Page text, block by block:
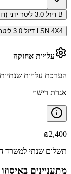
B דיזל 3.0 ליטר ידני (דור 1)
LSN 4X4 דיזל 3.0 ליטר (דור 1 מתיחת פנים)
עלויות אחזקה
הערכת עלויות שנתיות על בסיס
אגרת רישוי
₪2,400
תשלום שנתי למשרד
מתעניינים ב